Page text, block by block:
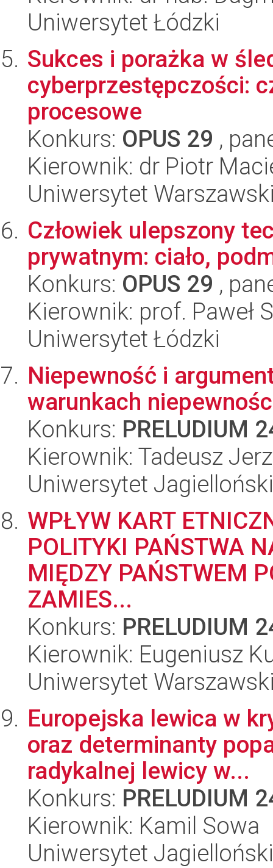
Uniwersytet Łódzki
Sukces i porażka w
cyberprzestępczości:
procesowe
Konkurs: OPUS 29 ,
Kierownik: dr Piotr
Uniwersytet
Człowiek ulepszony
prywatnym: ciało,
Konkurs: OPUS 29 ,
Kierownik: prof. Paweł
Uniwersytet Łódzki
Niepewność i
warunkach
Konkurs: PRELUDIUM
Kierownik: Tadeusz
Uniwersytet Jagielloński
WPŁYW KART
POLITYKI PAŃSTWA
MIĘDZY PAŃSTWEM
ZAMIES...
Konkurs: PRELUDIUM
Kierownik: Eugeniusz
Uniwersytet
Europejska lewica w
oraz determinanty
radykalnej lewicy w...
Konkurs: PRELUDIUM
Kierownik: Kamil Sowa
Uniwersytet Jagielloński